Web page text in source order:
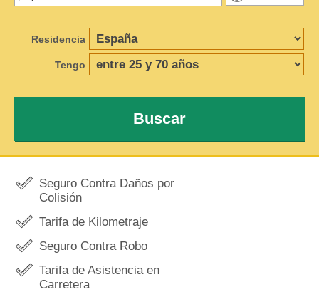
Residencia
Tengo
Buscar
Seguro Contra Daños por
Colisión
Tarifa de Kilometraje
Seguro Contra Robo
Tarifa de Asistencia en
Carretera